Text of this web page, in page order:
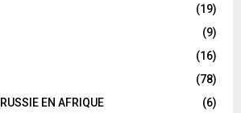
(19)
(9)
(16)
(78)
EN AFRIQUE
(6)